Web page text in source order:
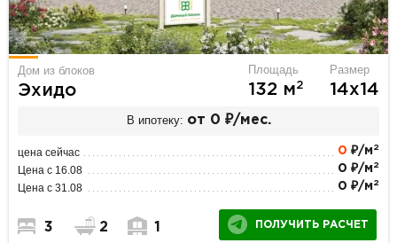
Дом из блоков
Эхидо
Площадь
132 м2
Размер
14х14
В ипотеку: от 0 ₽/мес.
цена сейчас 0 ₽/м 2
Цена с 16.08 0 ₽/м 2
Цена с 31.08 0 ₽/м 2
3 2 1 ПОЛУЧИТЬ РАСЧЕТ